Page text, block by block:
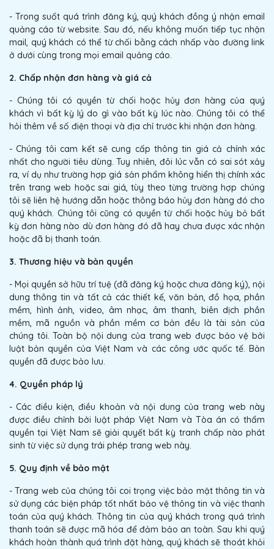
- Trong suốt quá trình đăng ký, quý khách đồng ý nhận email
quảng cáo từ website. Sau đó, nếu không muốn tiếp tục nhận
mail, quý khách có thể từ chối bằng cách nhấp vào đường link
ở dưới cùng trong mọi email quảng cáo.
2. Chấp nhận đơn hàng và giá cả
- Chúng tôi có quyền từ chối hoặc hủy đơn hàng của quý
khách vì bất kỳ lý do gì vào bất kỳ lúc nào. Chúng tôi có thể
hỏi thêm về số điện thoại và địa chỉ trước khi nhận đơn hàng.
- Chúng tôi cam kết sẽ cung cấp thông tin giá cả chính xác
nhất cho người tiêu dùng. Tuy nhiên, đôi lúc vẫn có sai sót xảy
ra, ví dụ như trường hợp giá sản phẩm không hiển thị chính xác
trên trang web hoặc sai giá, tùy theo từng trường hợp chúng
tôi sẽ liên hệ hướng dẫn hoặc thông báo hủy đơn hàng đó cho
quý khách. Chúng tôi cũng có quyền từ chối hoặc hủy bỏ bất
kỳ đơn hàng nào dù đơn hàng đó đã hay chưa được xác nhận
hoặc đã bị thanh toán.
3. Thương hiệu và bản quyền
- Mọi quyền sở hữu trí tuệ (đã đăng ký hoặc chưa đăng ký), nội
dung thông tin và tất cả các thiết kế, văn bản, đồ họa, phần
mềm, hình ảnh, video, âm nhạc, âm thanh, biên dịch phần
mềm, mã nguồn và phần mềm cơ bản đều là tài sản của
chúng tôi. Toàn bộ nội dung của trang web được bảo vệ bởi
luật bản quyền của Việt Nam và các công ước quốc tế. Bản
quyền đã được bảo lưu.
4. Quyền pháp lý
- Các điều kiện, điều khoản và nội dung của trang web này
được điều chỉnh bởi luật pháp Việt Nam và Tòa án có thẩm
quyền tại Việt Nam sẽ giải quyết bất kỳ tranh chấp nào phát
sinh từ việc sử dụng trái phép trang web này.
5. Quy định về bảo mật
- Trang web của chúng tôi coi trọng việc bảo mật thông tin và
sử dụng các biện pháp tốt nhất bảo vệ thông tin và việc thanh
toán của quý khách. Thông tin của quý khách trong quá trình
thanh toán sẽ được mã hóa để đảm bảo an toàn. Sau khi quý
khách hoàn thành quá trình đặt hàng, quý khách sẽ thoát khỏi